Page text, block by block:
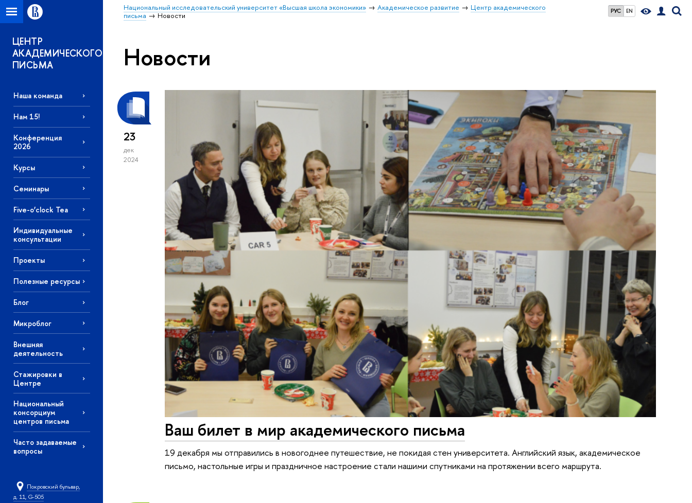
РУС EN
Национальный исследовательский университет «Высшая школа экономики» Академическое развитие
Центр академического
письма
Новости
ЦЕНТР
АКАДЕМИЧЕСКОГО
ПИСЬМА
Наша команда
Нам 15!
Конференция
2026
Курсы
Семинары
Five-o’clock Tea
Индивидуальные
консультации
Проекты
Полезные ресурсы
Блог
Микроблог
Внешняя
деятельность
Стажировки в
Центре
Национальный
консорциум
центров письма
Часто задаваемые
вопросы
Покровский бульвар,
д. 11, G-505
Новости
23
дек
2024
Ваш билет в мир академического письма
19 декабря мы отправились в новогоднее путешествие, не покидая стен университета. Английский язык, академическое
письмо, настольные игры и праздничное настроение стали нашими спутниками на протяжении всего маршрута.